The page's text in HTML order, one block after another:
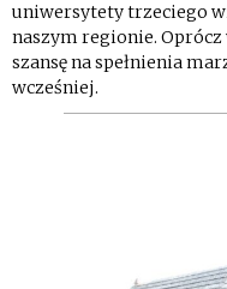
uniwersytety trzeciego
naszym regionie. Oprócz
szansę na spełnienia
wcześniej.